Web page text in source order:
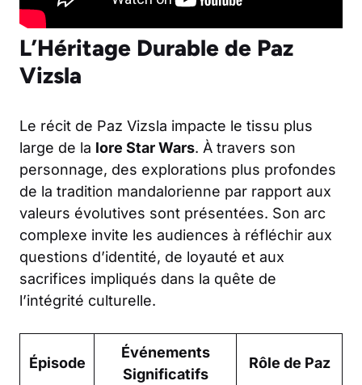
L’Héritage Durable de Paz
Vizsla
Le récit de Paz Vizsla impacte le tissu plus
large de la lore Star Wars. À travers son
personnage, des explorations plus profondes
de la tradition mandalorienne par rapport aux
valeurs évolutives sont présentées. Son arc
complexe invite les audiences à réfléchir aux
questions d’identité, de loyauté et aux
sacrifices impliqués dans la quête de
l’intégrité culturelle.
Épisode
Événements
Significatifs
Rôle de Paz